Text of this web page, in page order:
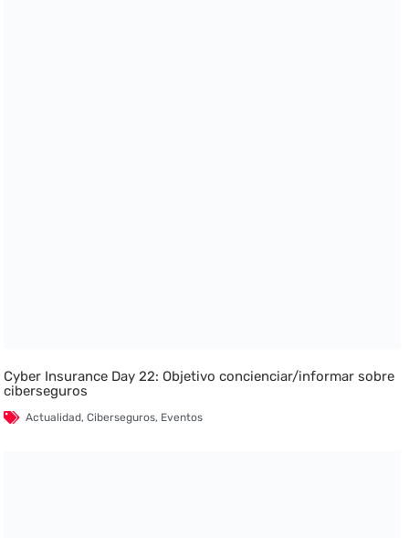
Cyber Insurance Day 22: Objetivo concienciar/informar sobre
ciberseguros
Actualidad,Ciberseguros, Eventos